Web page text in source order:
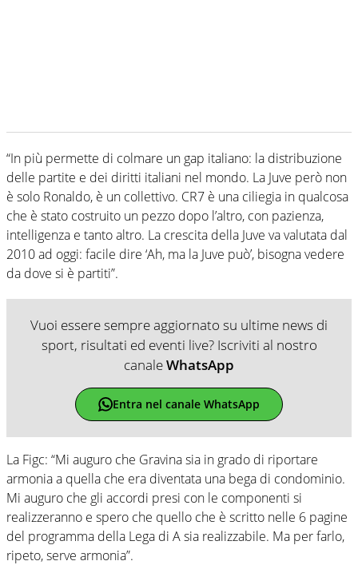
“In più permette di colmare un gap italiano: la distribuzione
delle partite e dei diritti italiani nel mondo. La Juve però non
è solo Ronaldo, è un collettivo. CR7 è una ciliegia in qualcosa
che è stato costruito un pezzo dopo l’altro, con pazienza,
intelligenza e tanto altro. La crescita della Juve va valutata dal
2010 ad oggi: facile dire ‘Ah, ma la Juve può’, bisogna vedere
da dove si è partiti”.
Vuoi essere sempre aggiornato su ultime news di
sport, risultati ed eventi live? Iscriviti al nostro
canaleWhatsApp
Entra nel canale WhatsApp
La Figc: “Mi auguro che Gravina sia in grado di riportare
armonia a quella che era diventata una bega di condominio.
Mi auguro che gli accordi presi con le componenti si
realizzeranno e spero che quello che è scritto nelle 6 pagine
del programma della Lega di A sia realizzabile. Ma per farlo,
ripeto, serve armonia”.